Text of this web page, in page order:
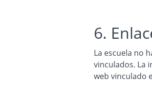
6.
La escuela no
vinculados. La
web vinculado